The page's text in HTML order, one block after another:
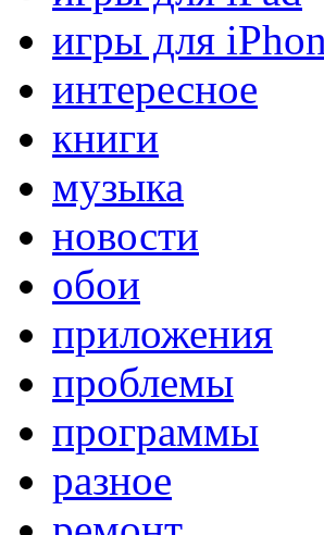
игры для
интересное
книги
музыка
новости
обои
приложения
проблемы
программы
разное